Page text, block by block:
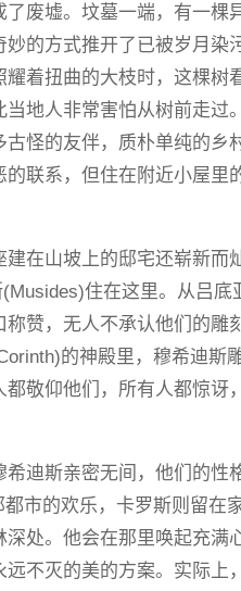
了废墟。坟墓一端，有一棵
妙的方式推开了已被岁月
着扭曲的大枝时，这棵树
当地人非常害怕从树前走
古怪的友伴，质朴单纯的乡
联系，但住在附近小屋里
建在山坡上的邸宅还崭新
住在这里。从吕底
称赞，无人不承认他们的雕
的神殿里，穆希迪斯
都敬仰他们，所有人都惊讶
迪斯亲密无间，他们的性
都市的欢乐，卡罗斯则留在
深处。他会在那里唤起充满
远不灭的美的方案。实际上